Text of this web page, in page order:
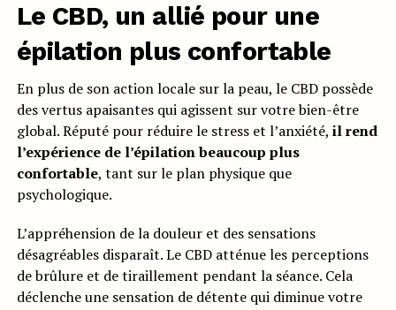
Le CBD, un allié pour une
épilation plus confortable
En plus de son action locale sur la peau, le CBD possède
des vertus apaisantes qui agissent sur votre bien-être
global. Réputé pour réduire le stress et l’anxiété, il rend
l’expérience de l’épilation beaucoup plus
confortable, tant sur le plan physique que
psychologique.
L’appréhension de la douleur et des sensations
désagréables disparaît. Le CBD atténue les perceptions
de brûlure et de tiraillement pendant la séance. Cela
déclenche une sensation de détente qui diminue votre